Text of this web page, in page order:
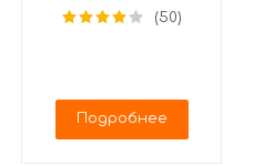
Шале, 562207
(50)
Подробнее